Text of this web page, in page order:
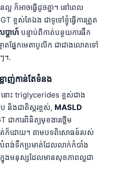
អ ក៏អាចធ្វើដូចគ្នា។ នៅពេល
ខ្ពស់តែឯង ជាទូទៅខ្ញុំធ្វើការត្រួត
តាហ៍ បន្ទាប់ពីកាត់បន្ថយការផឹក
តផ្នែកមេតាបូលីក ជាជាងលោតទៅ
។.
លាញ់កាន់តែទំនង
ោះ triglycerides ខ្ពស់ជាង
និងជាតិស្ករខ្ពស់, MASLD
ាការពិនិត្យមុខងារថ្លើម
ដោយ។ តាមបទពិសោធន៍របស់
បំពង់ទឹកប្រមាត់ដែលលាក់កំបាំង
ងមនុស្សដែលមានសុខភាពល្អជា